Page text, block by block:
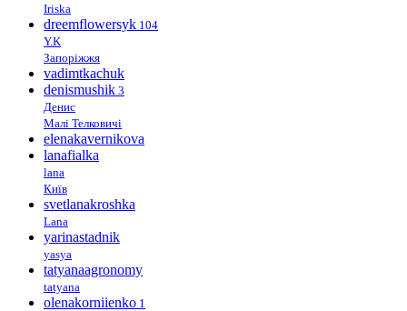
Iriska
dreemflowersyk 104
Y.K
Запоріжжя
vadimtkachuk
denismushik 3
Денис
Малі Телковичі
elenakavernikova
lanafialka
lana
Київ
svetlanakroshka
Lana
yarinastadnik
yasya
tatyanaagronomy
tatyana
olenakorniienko 1